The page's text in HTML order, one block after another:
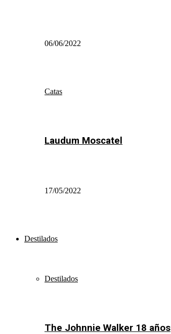
06/06/2022
Catas
Laudum Moscatel
17/05/2022
Destilados
Destilados
The Johnnie Walker 18 años